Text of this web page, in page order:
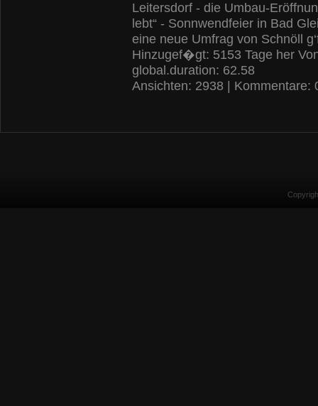
Leitersdorf - die Umbau-
lebt“ - Sonnwendfeier in Bad
eine neue Umfrag von Schnöll
Hinzugef�gt: 5153 Tage her
global.duration: 62.58
Ansichten: 2938 | Kommentare: